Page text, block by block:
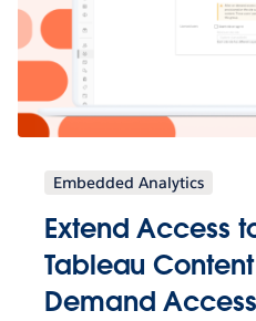
Embedded Analytics
Extend Access
Tableau
Demand Access